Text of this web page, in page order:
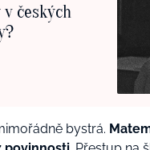
v českých
bystrá.